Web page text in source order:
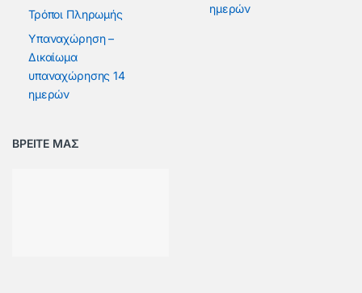
Τρόποι Πληρωμής
Υπαναχώρηση –
Δικαίωμα
υπαναχώρησης 14
ημερών
ημερών
ΒΡΕΙΤΕ ΜΑΣ